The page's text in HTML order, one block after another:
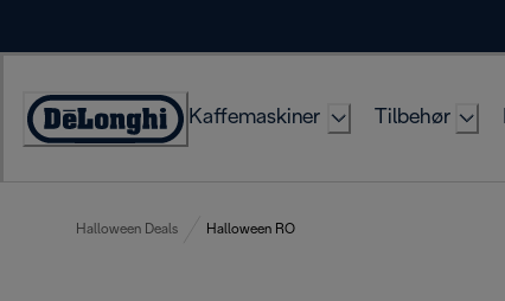
Accessibility
Kaffemaskiner Tilbehør
Halloween Deals Halloween RO